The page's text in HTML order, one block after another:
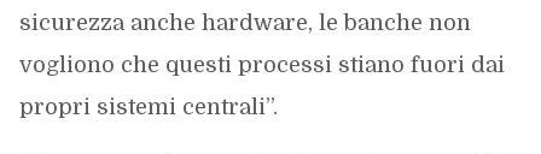
sicurezza anche hardware, le banche non
vogliono che questi processi stiano fuori dai
propri sistemi centrali”.